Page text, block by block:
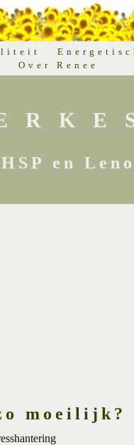
Over Renee
en
moeilijk?